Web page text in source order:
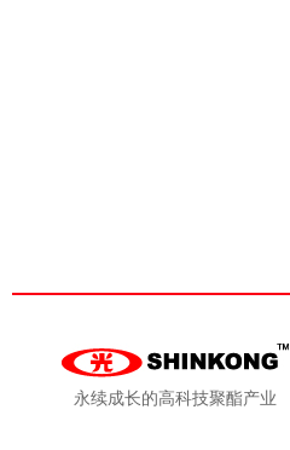
永续成长的高科技聚酯产业